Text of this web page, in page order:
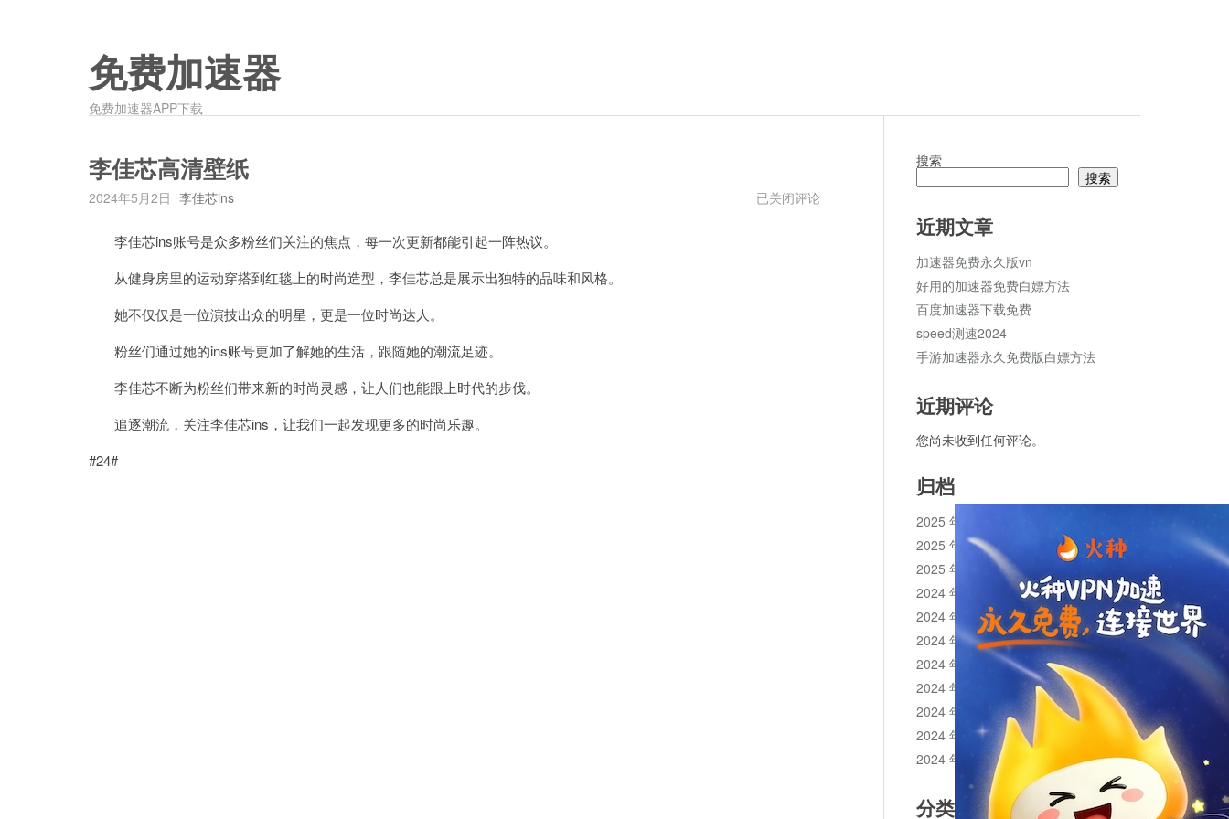
免费加速器
免费加速器APP下载
李佳芯高清壁纸
2024年5月2日 李佳芯ins
李
已关闭评论
李佳芯ins账号是众多粉丝们关注的焦点，每一次更新都能引起一阵热议。
从健身房里的运动穿搭到红毯上的时尚造型，李佳芯总是展示出独特的品味和风格。
她不仅仅是一位演技出众的明星，更是一位时尚达人。
粉丝们通过她的ins账号更加了解她的生活，跟随她的潮流足迹。
李佳芯不断为粉丝们带来新的时尚灵感，让人们也能跟上时代的步伐。
追逐潮流，关注李佳芯ins，让我们一起发现更多的时尚乐趣。
#24#
搜索
搜索
近期文章
加速器免费永久版vn
好用的加速器免费白嫖方法
百度加速器下载免费
speed测速2024
手游加速器永久免费版白嫖方法
近期评论
您尚未收到任何评论。
归档
2025 年 11 月
2025 年 10 月
2025 年 1 月
2024 年 12 月
2024 年 11 月
2024 年 10 月
2024 年 9 月
2024 年 8 月
2024 年 7 月
2024 年 6 月
2024 年 5 月
分类目录